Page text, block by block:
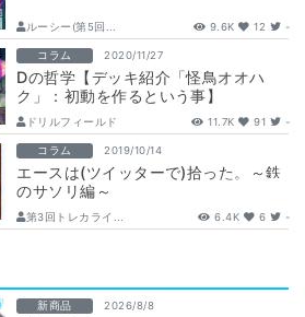
ルーシー(第5回... 9.6K 12 -
コラム 2020/11/27
Dの哲学【デッキ紹介「怪鳥オオハ
ク」：初動を作るという事】
ドリルフィールド 11.7K 91 -
コラム 2019/10/14
エースは(ツイッターで)拾った。～鉄
のサソリ編～
第3回トレカライ... 6.4K 6 -
新商品 2026/8/8